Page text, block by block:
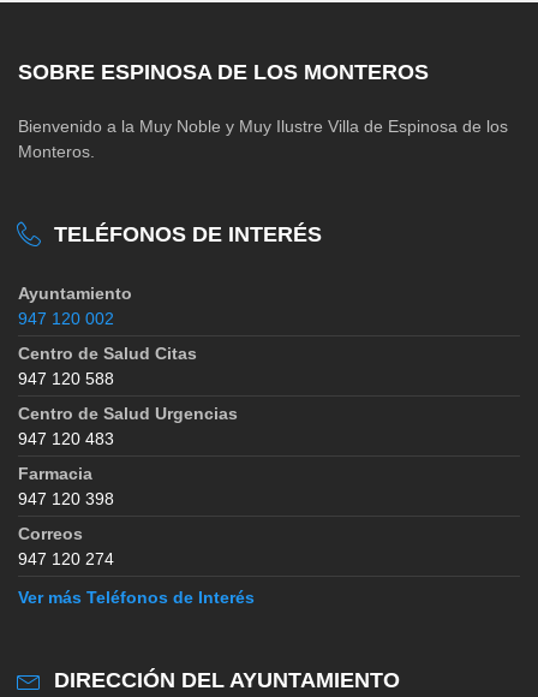
SOBRE ESPINOSA DE LOS MONTEROS
Bienvenido a la Muy Noble y Muy Ilustre Villa de Espinosa de los
Monteros.
TELÉFONOS DE INTERÉS
Ayuntamiento
947 120 002
Centro de Salud Citas
947 120 588
Centro de Salud Urgencias
947 120 483
Farmacia
947 120 398
Correos
947 120 274
Ver más Teléfonos de Interés
DIRECCIÓN DEL AYUNTAMIENTO